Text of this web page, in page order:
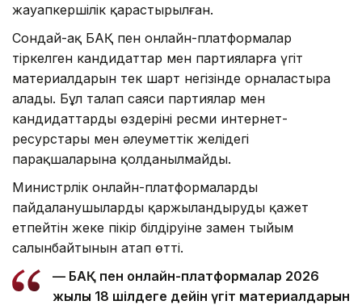
жауапкершілік қарастырылған.
Сондай-ақ БАҚ пен онлайн-платформалар
тіркелген кандидаттар мен партияларға үгіт
материалдарын тек шарт негізінде орналастыра
алады. Бұл талап саяси партиялар мен
кандидаттардың өздерінің ресми интернет-
ресурстары мен әлеуметтік желідегі
парақшаларына қолданылмайды.
Министрлік онлайн-платформаларды
пайдаланушылардың қаржыландыруды қажет
етпейтін жеке пікір білдіруіне заңмен тыйым
салынбайтынын атап өтті.
— БАҚ пен онлайн-платформалар 2026
жылғы 18 шілдеге дейін үгіт материалдарын